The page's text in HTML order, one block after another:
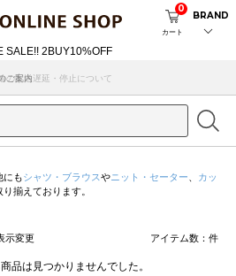
カート
0
BRAND
の配送遅延・停止について
ご案内
にもシャツ・ブラウスやニット・セーター
カッ
揃えております。
示変更 アイテム数： 件
品は見つかりませんでした。